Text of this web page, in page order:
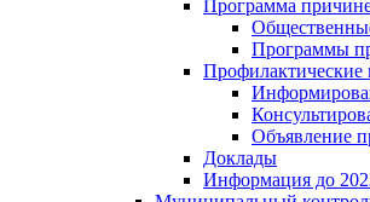
Программа
Программы
Профилактические
Объявление
Доклады
Информация до